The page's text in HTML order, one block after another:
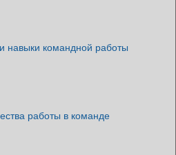
навыки командной работы
работы в команде